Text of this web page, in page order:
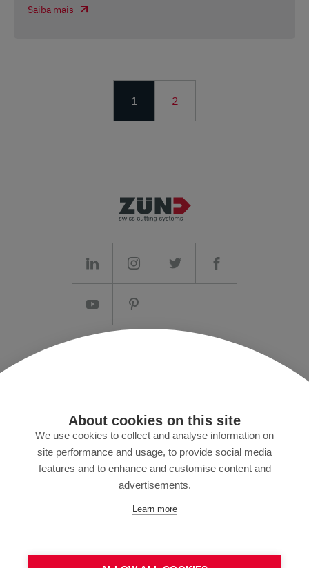
About cookies on this site
We use cookies to collect and analyse information on
site performance and usage, to provide social media
features and to enhance and customise content and
advertisements.
Learn more
Saiba mais
1 2
MyZund
Assine nossa newsletter